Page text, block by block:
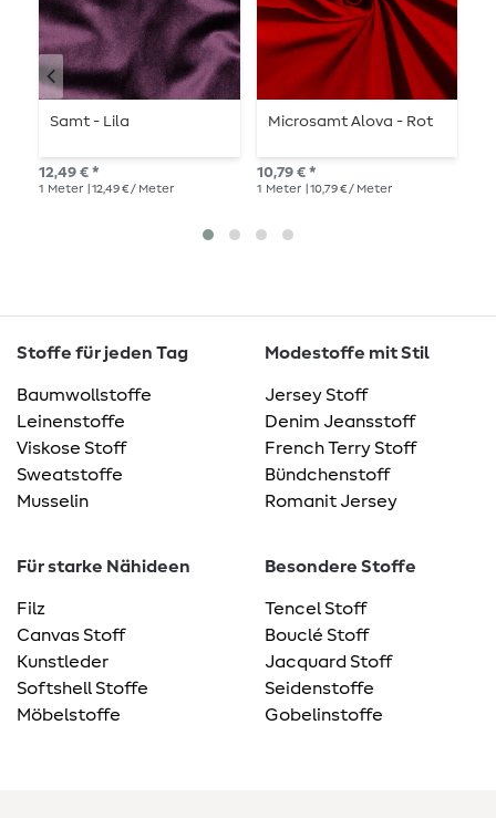
Samt - Lila
12,49 € *
1 Meter | 12,49 € / Meter
Microsamt Alova - Rot
10,79 € *
1 Meter | 10,79 € / Meter
Stoffe für jeden Tag
Baumwollstoffe
Leinenstoffe
Viskose Stoff
Sweatstoffe
Musselin
Modestoffe mit Stil
Jersey Stoff
Denim Jeansstoff
French Terry Stoff
Bündchenstoff
Romanit Jersey
Für starke Nähideen
Filz
Canvas Stoff
Kunstleder
Softshell Stoffe
Möbelstoffe
Besondere Stoffe
Tencel Stoff
Bouclé Stoff
Jacquard Stoff
Seidenstoffe
Gobelinstoffe